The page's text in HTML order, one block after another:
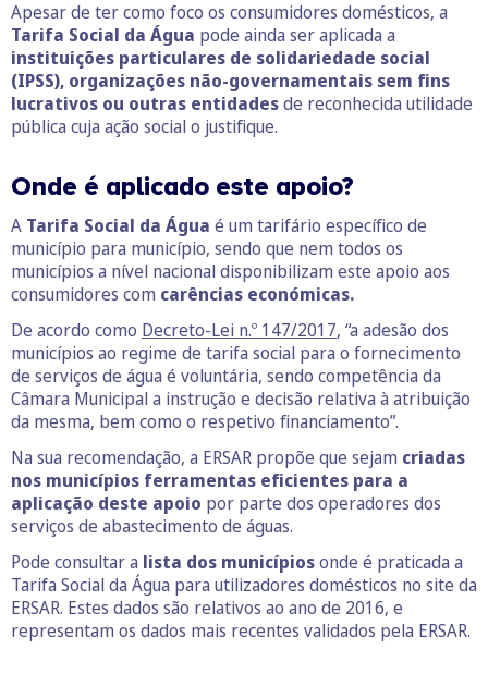
Apesar de ter como foco os consumidores domésticos, a
Tarifa Social da Água pode ainda ser aplicada a
instituições particulares de solidariedade social
(IPSS), organizações não-governamentais sem fins
lucrativos ou outras entidadesde reconhecida utilidade
pública cuja ação social o justifique.
Onde é aplicado este apoio?
A Tarifa Social da Água é um tarifário específico de
município para município, sendo que nem todos os
municípios a nível nacional disponibilizam este apoio aos
consumidores com carências económicas.
De acordo como Decreto-Lei n.º 147/2017, “a adesão dos
municípios ao regime de tarifa social para o fornecimento
de serviços de água é voluntária, sendo competência da
Câmara Municipal a instrução e decisão relativa à atribuição
da mesma, bem como o respetivo financiamento”.
Na sua recomendação, a ERSAR propõe que sejam criadas
nos municípios ferramentas eficientes para a
aplicação deste apoio por parte dos operadores dos
serviços de abastecimento de águas.
Pode consultar a lista dos municípiosonde é praticada a
Tarifa Social da Água para utilizadores domésticos no site da
ERSAR. Estes dados são relativos ao ano de 2016, e
representam os dados mais recentes validados pela ERSAR.